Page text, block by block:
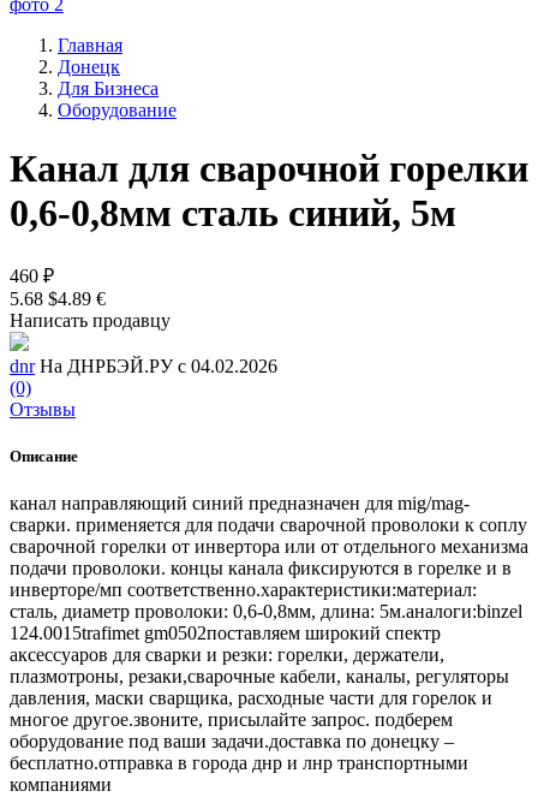
Главная
Донецк
Для Бизнеса
Оборудование
Канал для сварочной горелки
0,6-0,8мм сталь синий, 5м
460 ₽
5.68 $4.89 €
Написать продавцу
dnr На ДНРБЭЙ.РУ с 04.02.2026
(0)
Отзывы
Описание
канал направляющий синий предназначен для mig/mag-
сварки. применяется для подачи сварочной проволоки к соплу
сварочной горелки от инвертора или от отдельного механизма
подачи проволоки. концы канала фиксируются в горелке и в
инверторе/мп соответственно.характеристики:материал:
сталь, диаметр проволоки: 0,6-0,8мм, длина: 5м.аналоги:binzel
124.0015trafimet gm0502поставляем широкий спектр
аксессуаров для сварки и резки: горелки, держатели,
плазмотроны, резаки,сварочные кабели, каналы, регуляторы
давления, маски сварщика, расходные части для горелок и
многое другое.звоните, присылайте запрос. подберем
оборудование под ваши задачи.доставка по донецку –
бесплатно.отправка в города днр и лнр транспортными
компаниями